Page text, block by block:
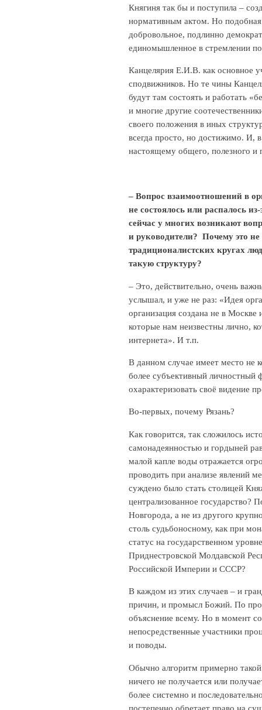
Княгиня так бы и поступила –
нормативным актом. Но подобная
добровольное, подлинно
единомышленное в стремлении
Канцелярия Е.И.В. как основное
сподвижников. Но те чины
будут там состоять и работать
и многие другие
своего положения в иных
всегда просто, но достижимо. И,
настоящему общего, полезного и
– Вопрос взаимоотношений в
не состоялось или распалось
сейчас у многих возникают
и руководители? Почему это
традиционалистских кругах
такую структуру?
– Это, действительно, очень
услышал, и уже не раз: «Идея
организация создана не в
которые нам неизвестны лично,
интернета». И т.п.
В данном случае имеет место не
более субъективный личностный
охарактеризовать своё видение
Во-первых, почему Рязань?
Как говорится, так сложилось
самонадеянностью и гордыней
малой капле воды отражается
проводить при анализе явлений
суждено было стать столицей
централизованное
Новгорода, а не из другого
столь судьбоносному, как при
статус на государственном
Приднестровской Молдавской
Российской Империи и СССР?
В каждом из этих случаев – и
причин, и промысл Божий. По
объяснение всему. Но в момент
непосредственные участники
и поводы.
Обычно алгоритм примерно
ничего не получается или
более системно и
постепенно обретает право на